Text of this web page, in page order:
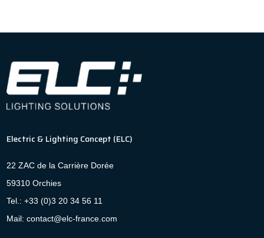
Electric & Lighting Concept (ELC)
22 ZAC de la Carrière Dorée
59310 Orchies
Tel.: +33 (0)3 20 34 56 11
Mail: contact@elc-france.com